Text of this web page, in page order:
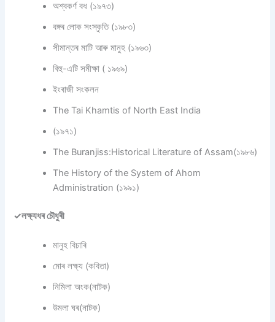
অশ্বকৰ্ণ বধ (১৯৭৩)
বঙ্গৰ লোক সংস্কৃতি (১৯৮৩)
সীমান্তৰ মাটি আৰু মানুহ (১৯৬৩)
বিহু-এটি সমীক্ষা ( ১৯৬৯)
ইংৰাজী সংকলন
The Tai Khamtis of North East India
(১৯৭১)
The Buranjiss:Historical Literature of Assam(১৯৮৬)
The History of the System of Ahom
Administration (১৯৯১)
✓লক্ষ্যধৰ চৌধুৰী
মানুহ বিচাৰি
মোৰ লক্ষ্য (কবিতা)
নিমিলা অংক(নাটক)
উমলা ঘৰ(নাটক)